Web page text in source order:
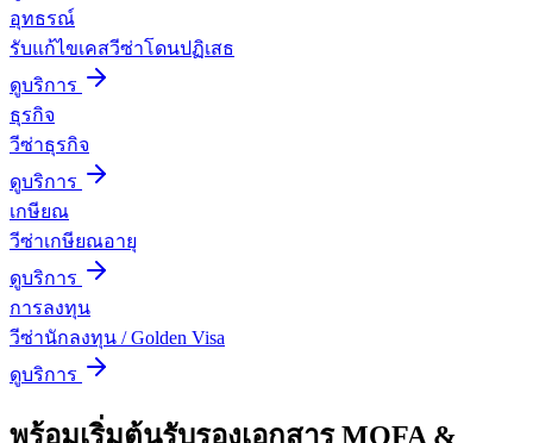
อุทธรณ์
รับแก้ไขเคสวีซ่าโดนปฏิเสธ
ดูบริการ
ธุรกิจ
วีซ่าธุรกิจ
ดูบริการ
เกษียณ
วีซ่าเกษียณอายุ
ดูบริการ
การลงทุน
วีซ่านักลงทุน / Golden Visa
ดูบริการ
พร้อมเริ่มต้นรับรองเอกสาร MOFA &